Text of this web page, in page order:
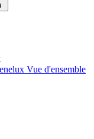
Vue d'ensemble